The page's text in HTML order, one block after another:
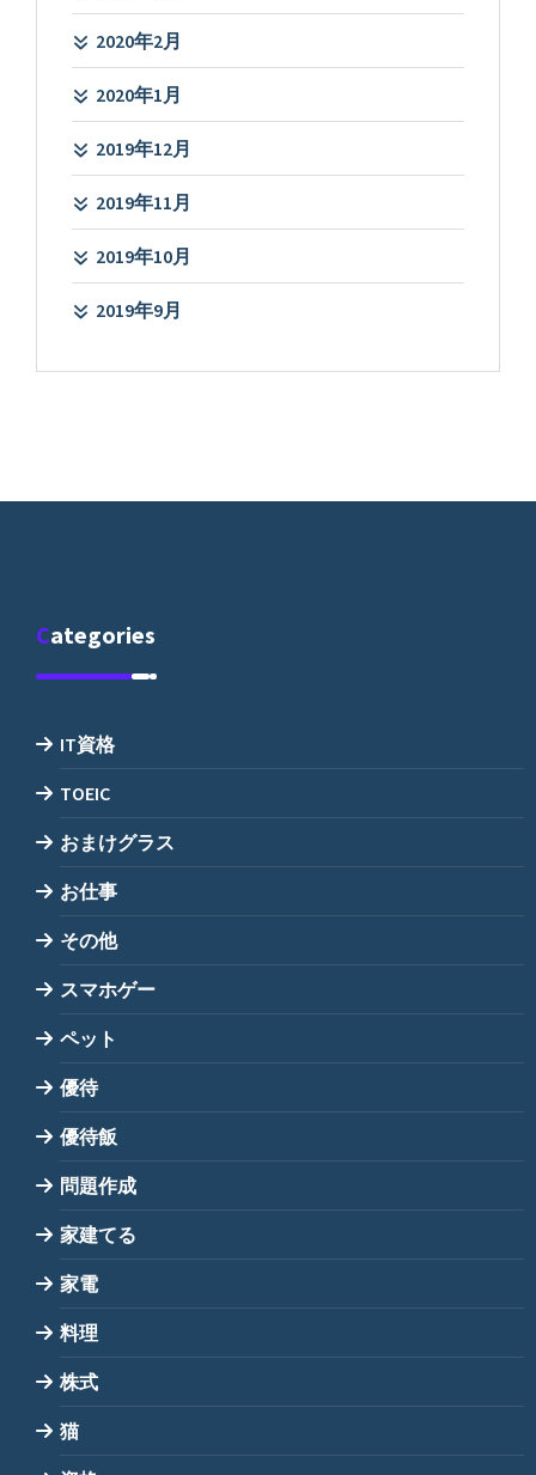
2020年2月
2020年1月
2019年12月
2019年11月
2019年10月
2019年9月
Categories
IT資格
TOEIC
おまけグラス
お仕事
その他
スマホゲー
ペット
優待
優待飯
問題作成
家建てる
家電
料理
株式
猫